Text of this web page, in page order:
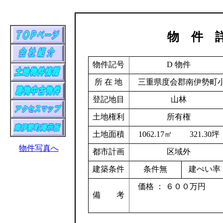
物 件
物件記号 D 物件
所 在 地 三重県度会郡南伊勢町
登記地目 山林
土地権利 所有権
土地面積 1062.17㎡ 321.30坪
都市計画 区域外
建築条件 条件無 建ぺい率
備 考
価格 ： ６００万円
物件写真へ